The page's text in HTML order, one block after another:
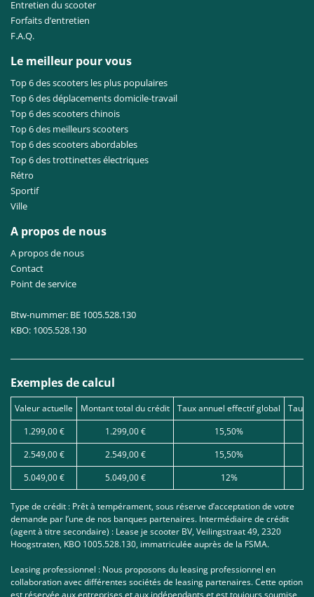
Entretien du scooter
Forfaits d’entretien
F.A.Q.
Le meilleur pour vous
Top 6 des scooters les plus populaires
Top 6 des déplacements domicile-travail
Top 6 des scooters chinois
Top 6 des meilleurs scooters
Top 6 des scooters abordables
Top 6 des trottinettes électriques
Rétro
Sportif
Ville
A propos de nous
A propos de nous
Contact
Point de service
Btw-nummer: BE 1005.528.130
KBO: 1005.528.130
Exemples de calcul
Valeur actuelle Montant total du crédit Taux annuel effectif global
Taux
1.299,00 €
1.299,00 €
15,50%
2.549,00 €
2.549,00 €
15,50%
5.049,00 €
5.049,00 € 12%
Type de crédit : Prêt à tempérament, sous réserve d’acceptation de votre
demande par l’une de nos banques partenaires. Intermédiaire de crédit
(agent à titre secondaire) : Lease je scooter BV, Veilingstraat 49, 2320
Hoogstraten, KBO 1005.528.130, immatriculée auprès de la FSMA.
Leasing professionnel : Nous proposons du leasing professionnel en
collaboration avec différentes sociétés de leasing partenaires. Cette option
est réservée aux entreprises et aux indépendants et est toujours soumise